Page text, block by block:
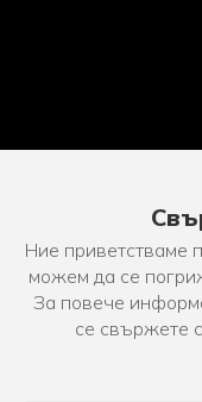
Ние приветстваме
можем да се
За повече
се свържете